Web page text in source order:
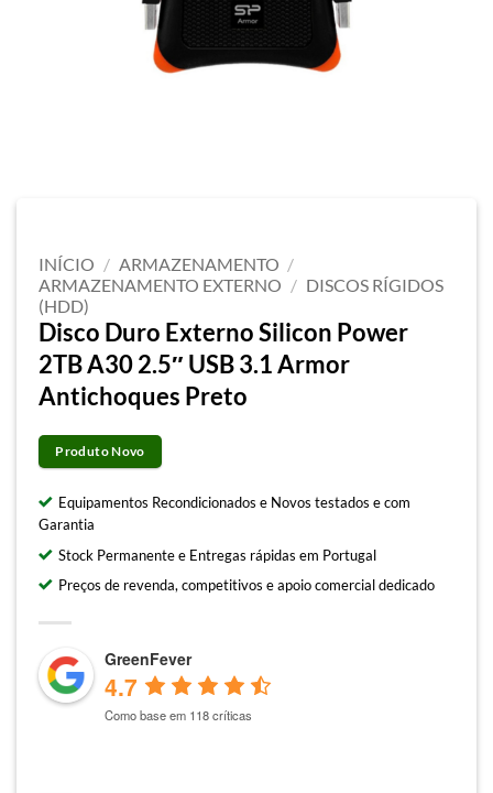
INÍCIO / ARMAZENAMENTO /
ARMAZENAMENTO EXTERNO / DISCOS RÍGIDOS
(HDD)
Disco Duro Externo Silicon Power
2TB A30 2.5″ USB 3.1 Armor
Antichoques Preto
Produto Novo
Equipamentos Recondicionados e Novos testados e com
Garantia
Stock Permanente e Entregas rápidas em Portugal
Preços de revenda, competitivos e apoio comercial dedicado
GreenFever
4.7
Como base em 118 críticas